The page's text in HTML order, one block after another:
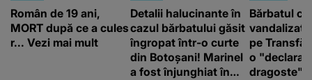
Român de 19 ani,
MORT după ce a cules
r... Vezi mai mult
Detalii halucinante în
cazul bărbatului găsit
îngropat într-o curte
din Botoșani! Marinel
a fost înjunghiat în
Bărbatul
vandalizat
pe
o
dragoste"